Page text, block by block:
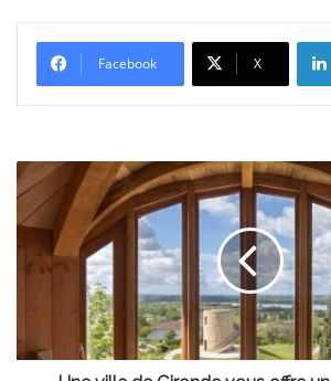
Facebook X
Une
ville
de
Gironde
vous
gratuite